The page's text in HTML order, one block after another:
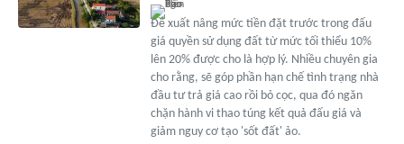
Đề xuất nâng mức tiền đặt trước trong đấu
giá quyền sử dụng đất từ mức tối thiểu 10%
lên 20% được cho là hợp lý. Nhiều chuyên gia
cho rằng, sẽ góp phần hạn chế tình trạng nhà
đầu tư trả giá cao rồi bỏ cọc, qua đó ngăn
chặn hành vi thao túng kết quả đấu giá và
giảm nguy cơ tạo 'sốt đất' ảo.